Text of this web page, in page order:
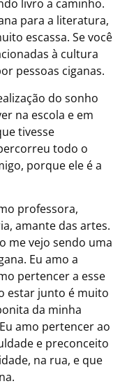
livro a caminho.
para a literatura,
escassa. Se você
à cultura
pessoas ciganas.
do sonho
na escola e em
tivesse
todo o
porque ele é a
professora,
amante das artes.
me vejo sendo uma
Eu amo a
pertencer a esse
estar junto é muito
da minha
amo pertencer ao
e preconceito
na rua, e que